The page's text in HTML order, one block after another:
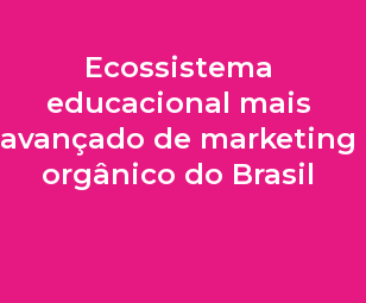
Ecossistema
educacional mais
avançado de marketing
orgânico do Brasil